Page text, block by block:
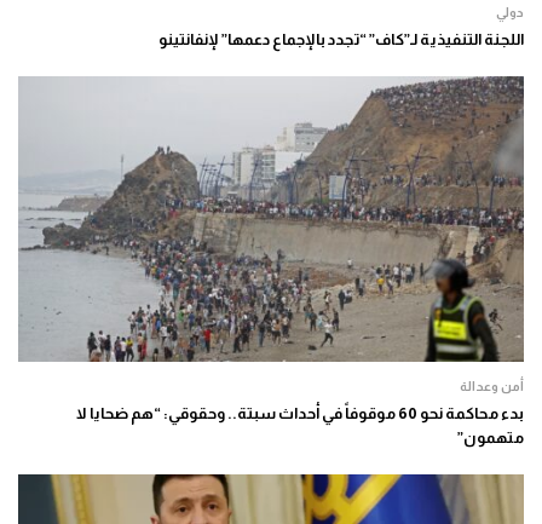
دولي
اللجنة التنفيذية لـ”كاف” “تجدد بالإجماع دعمها” لإنفانتينو
أمن وعدالة
بدء محاكمة نحو 60 موقوفاً في أحداث سبتة.. وحقوقي: “هم ضحايا لا
متهمون”